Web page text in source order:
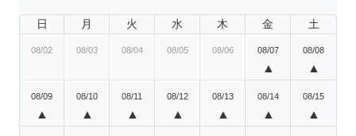
日 月 火 水 木 金 土
08/02 08/03 08/04 08/05 08/06 08/07
▲
08/08
▲
08/09
▲
08/10
▲
08/11
▲
08/12
▲
08/13
▲
08/14
▲
08/15
▲